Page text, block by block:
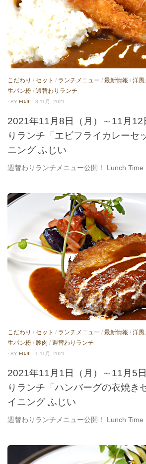
こだわり / セット / ランチメニュー / 最新情報 / 洋風
生パン粉 / 週替わりランチ
· BY FUJII · 8 11月, 2021
2021年11月8日（月）～11月12
りランチ「エビフライカレーセ
ニング ふじい
週替わりランチメニュー公開！ Lunch Time
こだわり / セット / ランチメニュー / 最新情報 / 洋風
生パン粉 / 豚肉 / 週替わりランチ
· BY FUJII · 1 11月, 2021
2021年11月1日（月）～11月5
りランチ「ハンバーグの衣焼き
イニング ふじい
週替わりランチメニュー公開！ Lunch Time